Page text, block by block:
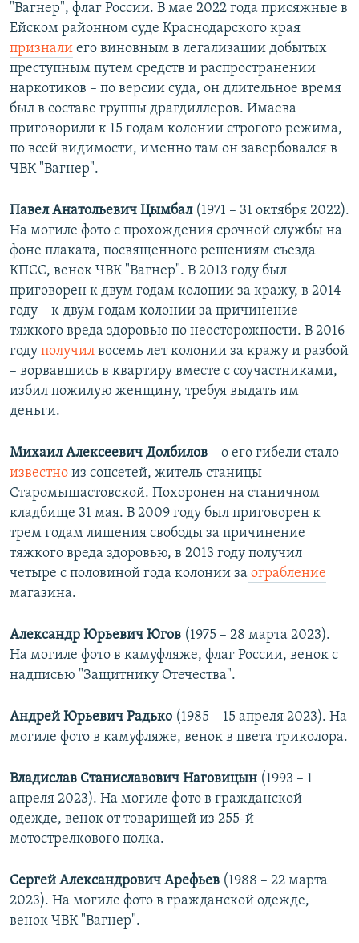
"Вагнер", флаг России. В мае 2022 года присяжные в
Ейском районном суде Краснодарского края
признали его виновным в легализации добытых
преступным путем средств и распространении
наркотиков – по версии суда, он длительное время
был в составе группы драгдиллеров. Имаева
приговорили к 15 годам колонии строгого режима,
по всей видимости, именно там он завербовался в
ЧВК "Вагнер".
Павел Анатольевич Цымбал(1971 – 31 октября 2022).
На могиле фото с прохождения срочной службы на
фоне плаката, посвященного решениям съезда
КПСС, венок ЧВК "Вагнер". В 2013 году был
приговорен к двум годам колонии за кражу, в 2014
году – к двум годам колонии за причинение
тяжкого вреда здоровью по неосторожности. В 2016
году получил восемь лет колонии за кражу и разбой
– ворвавшись в квартиру вместе с соучастниками,
избил пожилую женщину, требуя выдать им
деньги.
Михаил Алексеевич Долбилов – о его гибели стало
известно из соцсетей, житель станицы
Старомышастовской. Похоронен на станичном
кладбище 31 мая. В 2009 году был приговорен к
трем годам лишения свободы за причинение
тяжкого вреда здоровью, в 2013 году получил
четыре с половиной года колонии за ограбление
магазина.
Александр Юрьевич Югов (1975 – 28 марта 2023).
На могиле фото в камуфляже, флаг России, венок с
надписью "Защитнику Отечества".
Андрей Юрьевич Радько (1985 – 15 апреля 2023). На
могиле фото в камуфляже, венок в цвета триколора.
Владислав Станиславович Наговицын (1993 – 1
апреля 2023). На могиле фото в гражданской
одежде, венок от товарищей из 255-й
мотострелкового полка.
Сергей Александрович Арефьев (1988 – 22 марта
2023). На могиле фото в гражданской одежде,
венок ЧВК "Вагнер".